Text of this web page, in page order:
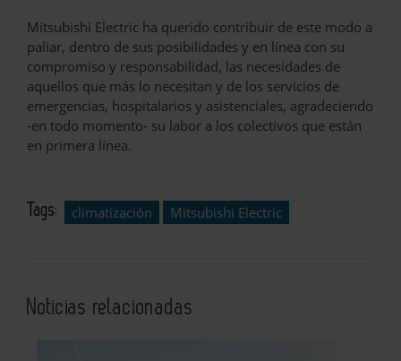
Mitsubishi Electric ha querido contribuir de este modo a
paliar, dentro de sus posibilidades y en línea con su
compromiso y responsabilidad, las necesidades de
aquellos que más lo necesitan y de los servicios de
emergencias, hospitalarios y asistenciales, agradeciendo
-en todo momento- su labor a los colectivos que están
en primera línea.
Tags: climatización Mitsubishi Electric
Noticias relacionadas